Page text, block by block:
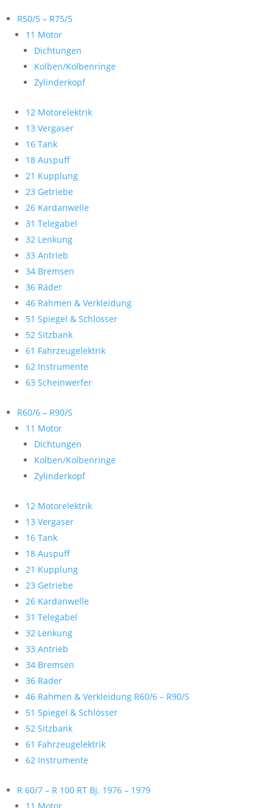
R50/5 – R75/5
11 Motor
Dichtungen
Kolben/Kolbenringe
Zylinderkopf
12 Motorelektrik
13 Vergaser
16 Tank
18 Auspuff
21 Kupplung
23 Getriebe
26 Kardanwelle
31 Telegabel
32 Lenkung
33 Antrieb
34 Bremsen
36 Räder
46 Rahmen & Verkleidung
51 Spiegel & Schlösser
52 Sitzbank
61 Fahrzeugelektrik
62 Instrumente
63 Scheinwerfer
R60/6 – R90/S
11 Motor
Dichtungen
Kolben/Kolbenringe
Zylinderkopf
12 Motorelektrik
13 Vergaser
16 Tank
18 Auspuff
21 Kupplung
23 Getriebe
26 Kardanwelle
31 Telegabel
32 Lenkung
33 Antrieb
34 Bremsen
36 Räder
46 Rahmen & Verkleidung R60/6 – R90/S
51 Spiegel & Schlösser
52 Sitzbank
61 Fahrzeugelektrik
62 Instrumente
R 60/7 – R 100 RT Bj. 1976 – 1979